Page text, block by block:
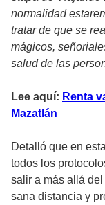
normalidad
tratar de que se
mágicos,
salud de las
Lee aquí: Renta
Mazatlán
Detalló que en
todos los
salir a más allá
sana distancia y